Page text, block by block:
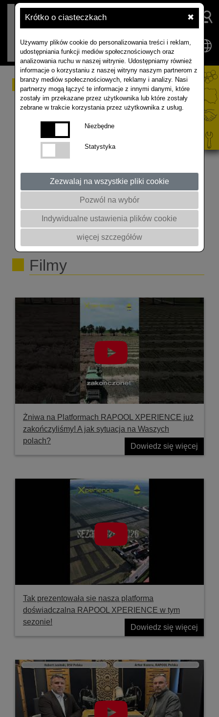
Krótko o ciasteczkach ✖
Używamy plików cookie do personalizowania treści i reklam,
udostępniania funkcji mediów społecznościowych oraz
analizowania ruchu w naszej witrynie. Udostępniamy również
informacje o korzystaniu z naszej witryny naszym partnerom z
branży mediów społecznościowych, reklamy i analizy. Nasi
partnerzy mogą łączyć te informacje z innymi danymi, które
zostały im przekazane przez użytkownika lub które zostały
zebrane w trakcie korzystania przez użytkownika z usług.
Niezbędne
Statystyka
Zezwalaj na wszystkie pliki cookie
Pozwól na wybór
Indywidualne ustawienia plików cookie
więcej szczegółów
Zapraszamy na cykl
zimowych konferencji
2024
odbędą się one: w Rynie, Wąbrzeźnie i
@akademiarzepaku5409 #rolnictwo #agriculture
#rzepak #rolnik #shorts #short
Filmy
Żniwa na Platformach RAPOOL XPERIENCE już
zakończyliśmy! A jak sytuacja na Waszych
polach?
Dowiedz się więcej
Tak prezentowała sie nasza platforma
doświadczalna RAPOOL XPERIENCE w tym
sezonie!
Dowiedz się więcej